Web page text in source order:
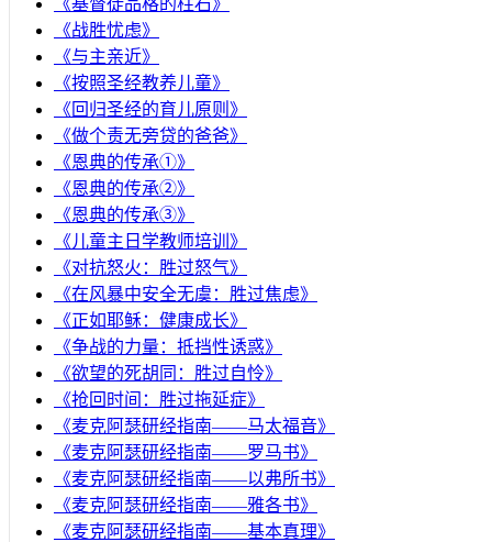
《战胜忧虑》
《与主亲近》
《按照圣经教养儿童》
《回归圣经的育儿原则》
《做个责无旁贷的爸爸》
《恩典的传承①》
《恩典的传承②》
《恩典的传承③》
《儿童主日学教师培训》
《对抗怒火：胜过怒气》
《在风暴中安全无虞：胜过焦虑》
《正如耶稣：健康成长》
《争战的力量：抵挡性诱惑》
《欲望的死胡同：胜过自怜》
《抢回时间：胜过拖延症》
《麦克阿瑟研经指南——马太福音》
《麦克阿瑟研经指南——罗马书》
《麦克阿瑟研经指南——以弗所书》
《麦克阿瑟研经指南——雅各书》
《麦克阿瑟研经指南——基本真理》